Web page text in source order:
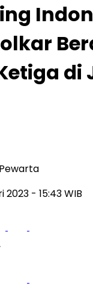
di
2023 - 15:43 WIB